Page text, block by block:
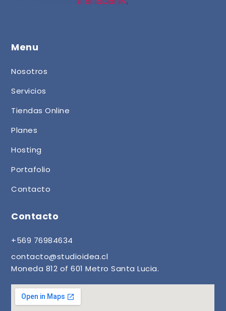
Menu
Nosotros
Servicios
Tiendas Online
Planes
Hosting
Portafolio
Contacto
Contacto
+569 76984634
contacto@studioidea.cl
Moneda 812 of 601 Metro Santa Lucia.